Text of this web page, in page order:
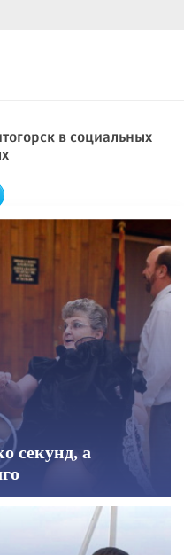
в социальных
секунд, а